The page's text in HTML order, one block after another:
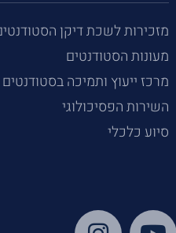
מזכירות לשכת דיקן
מעונות הסטודנטים
מרכז ייעוץ ותמיכה בסטודנטים
השירות הפסיכולוגי
סיוע כלכלי